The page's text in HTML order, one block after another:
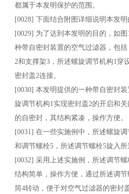
都属于本发明保护的范围。
[0028] 下面结合附图详细说明本发明
[0029] 为了达到本发明的目的，如
种带自密封装置的空气过滤器，包
2和支撑架3，所述螺旋调节机构1穿
密封盖2连接。
[0030] 本发明提供的一种带自密封
旋调节机构1实现密封盖2的开启和
的自密封，其结构紧凑，操作方便。
[0031] 在一些实施例中，所述螺旋
和调节螺栓5，所述调节螺栓5旋入所
[0032] 采用上述实施例，所述调节
结构简单，操作方便，通过所述调
筒4转动，便于对空气过滤器的密封